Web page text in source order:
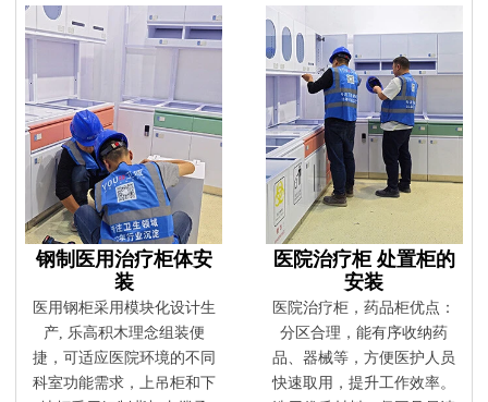
钢制医用治疗柜体安
装
医用钢柜采用模块化设计生
产, 乐高积木理念组装便
捷，可适应医院环境的不同
科室功能需求，上吊柜和下
医院治疗柜 处置柜的
安装
医院治疗柜，药品柜优点：
分区合理，能有序收纳药
品、器械等，方便医护人员
快速取用，提升工作效率。
我们拥有12人的设计团队，设计师拥有10年以上行业经验，毕业
于家具产品设计专业，医疗家具风格、医院空间布局均由我们设
计团队自主设计开发。
Q9：你们能对你们的产品提供保修吗？
是的，我们对**产品提供 100% 满意保证。我们可以提供 5 年的
保证。
Q10：您可以进行定制吗？
我们拥有强大的开发工具来映射自定义功能。